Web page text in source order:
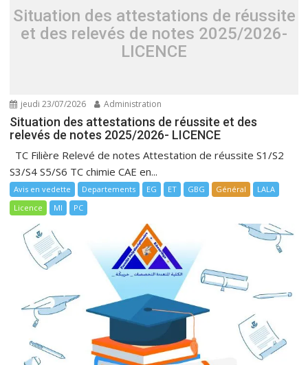
Situation des attestations de réussite
et des relevés de notes 2025/2026-
LICENCE
jeudi 23/07/2026 Administration
Situation des attestations de réussite et des
relevés de notes 2025/2026- LICENCE
TC Filière Relevé de notes Attestation de réussite S1/S2
S3/S4 S5/S6 TC chimie CAE en...
Avis en vedette Departements EG ET GBG Général
LALA
Licence
MI PC